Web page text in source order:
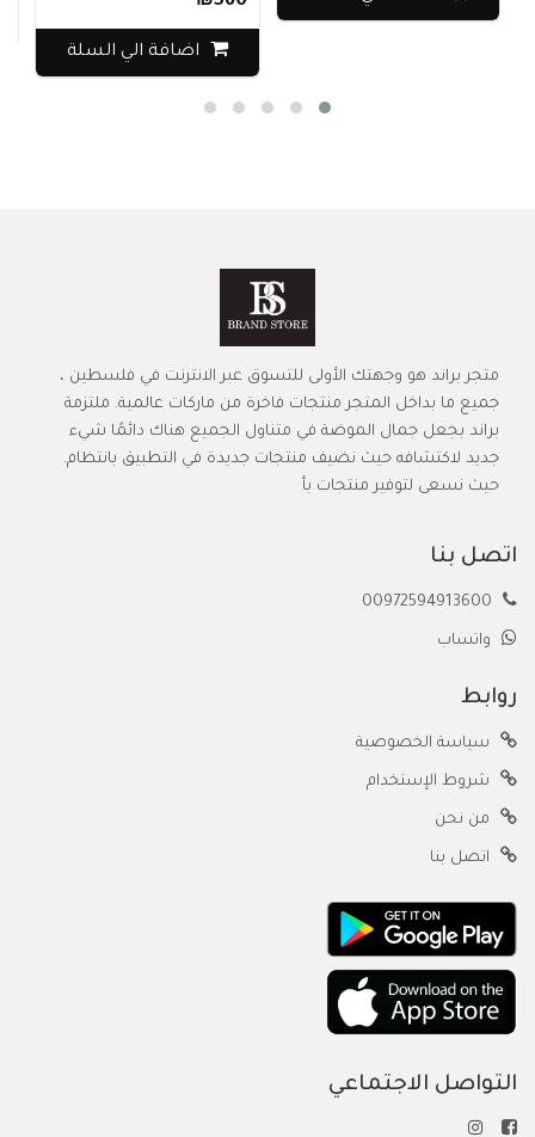
اضافة الي السلة
متجر براند هو وجهتك الأولى للتسوق عبر الانترنت في فلسطين ،
جميع ما بداخل المتجر منتجات فاخرة من ماركات عالمية. ملتزمة
براند بجعل جمال الموضة في متناول الجميع هناك دائمًا شيء
جديد لاكتشافه حيث نضيف منتجات جديدة في التطبيق بانتظام.
حيث نسعى لتوفير منتجات بأ
اتصل بنا
واتساب
روابط
سياسة الخصوصية
شروط الإستخدام
من نحن
اتصل بنا
التواصل الاجتماعي